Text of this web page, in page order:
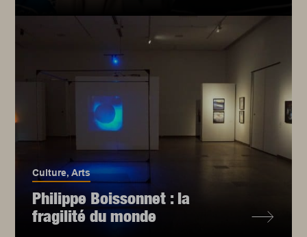
Culture,Arts
Philippe Boissonnet : la
fragilité du monde